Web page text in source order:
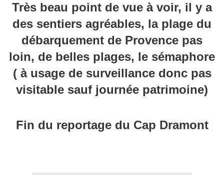
Très beau point de vue à voir, il y a
des sentiers agréables, la plage du
débarquement de Provence pas
loin, de belles plages, le sémaphore
( à usage de surveillance donc pas
visitable sauf journée patrimoine)
Fin du reportage du Cap Dramont